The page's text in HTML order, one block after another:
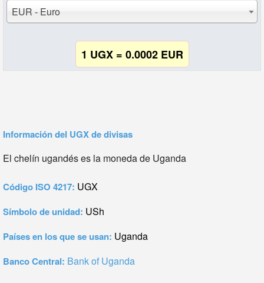
EUR - Euro
1 UGX = 0.0002 EUR
Información del UGX de divisas
El chelín ugandés es la moneda de Uganda
Código ISO 4217: UGX
Símbolo de unidad: USh
Países en los que se usan: Uganda
Banco Central: Bank of Uganda